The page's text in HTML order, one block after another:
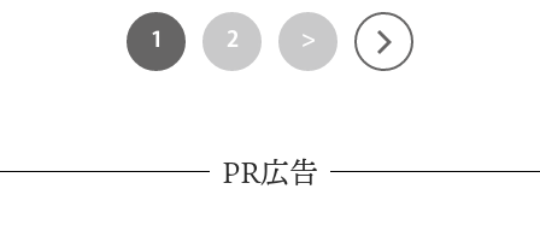
1 2 >
PR広告